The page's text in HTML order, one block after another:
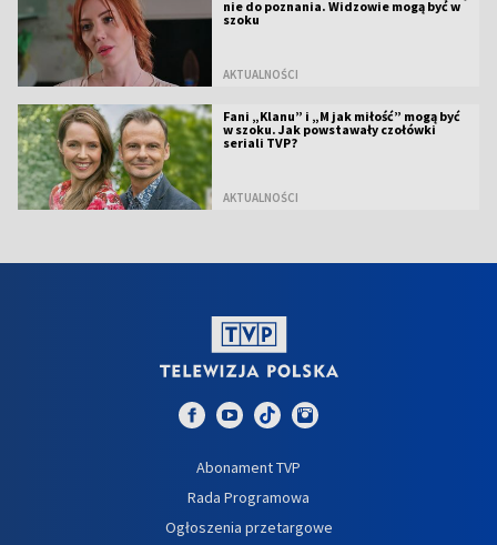
nie do poznania. Widzowie mogą być w
szoku
AKTUALNOŚCI
Fani „Klanu” i „M jak miłość” mogą być
w szoku. Jak powstawały czołówki
seriali TVP?
AKTUALNOŚCI
Abonament TVP
Rada Programowa
Ogłoszenia przetargowe